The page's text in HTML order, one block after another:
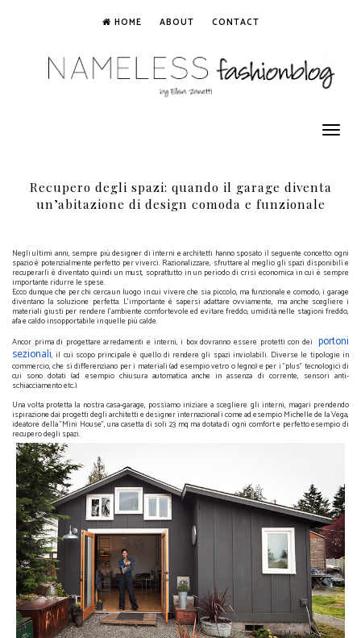
HOME ABOUT CONTACT
Toggle
navigation
Recupero degli spazi: quando il garage diventa
un’abitazione di design comoda e funzionale
Negli ultimi anni, sempre più designer di interni e architetti hanno sposato il seguente concetto: ogni
spazio è potenzialmente perfetto per viverci. Razionalizzare, sfruttare al meglio gli spazi disponibili e
recuperarli è diventato quindi un must, soprattutto in un periodo di crisi economica in cui è sempre
importante ridurre le spese.
Ecco dunque che per chi cerca un luogo in cui vivere che sia piccolo, ma funzionale e comodo, i garage
diventano la soluzione perfetta. L'importante è sapersi adattare ovviamente, ma anche scegliere i
materiali giusti per rendere l'ambiente comfortevole ed evitare freddo, umidità nelle stagioni freddo,
afa e caldo insopportabile in quelle più calde.
Ancor prima di progettare arredamenti e interni, i box dovranno essere protetti con dei portoni
sezionali, il cui scopo principale è quello di rendere gli spazi inviolabili. Diverse le tipologie in
commercio, che si differenziano per i materiali (ad esempio vetro o legno) e per i "plus" tecnologici di
cui sono dotati (ad esempio chiusura automatica anche in assenza di corrente, sensori anti-
schiacciamento etc.).
Una volta protetta la nostra casa-garage, possiamo iniziare a scegliere gli interni, magari prendendo
ispirazione dai progetti degli architetti e designer internazionali come ad esempio Michelle de la Vega,
ideatore della "Mini House", una casetta di soli 23 mq ma dotata di ogni comfort e perfetto esempio di
recupero degli spazi.